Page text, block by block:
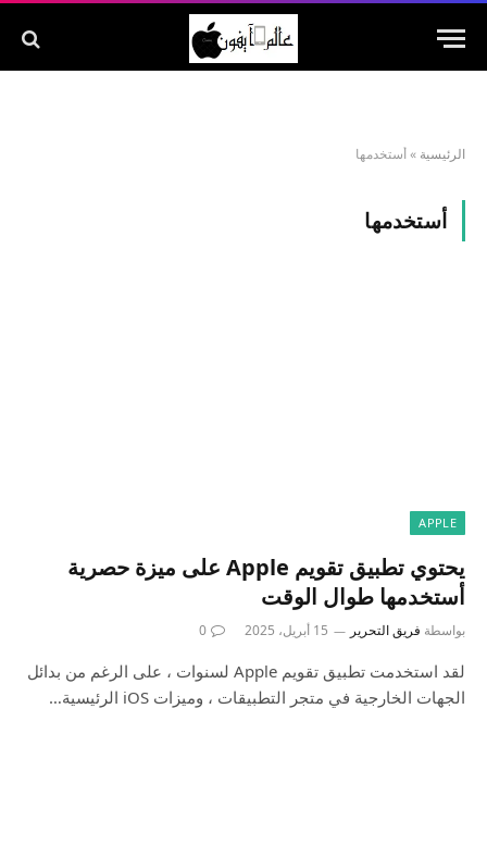
الرئيسية »أستخدمها
أستخدمها
APPLE
يحتوي تطبيق تقويم Apple على ميزة حصرية
أستخدمها طوال الوقت
بواسطة فريق التحرير 15 أبريل، 2025 0
لقد استخدمت تطبيق تقويم Apple لسنوات ، على الرغم من بدائل
الجهات الخارجية في متجر التطبيقات ، وميزات iOS الرئيسية…